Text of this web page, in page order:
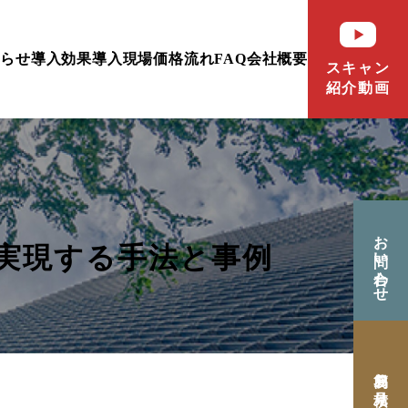
せ導入効果導入現場価格流れFAQ会社概要
スキャン
紹介動画
お問い合わせ
簡易お見積り
現する手法と事例